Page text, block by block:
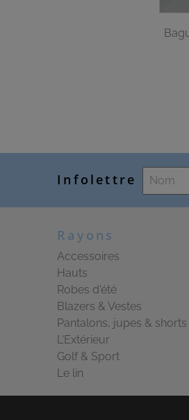
Infolettre
Rayons
Accessoires
Hauts
Robes d'été
Blazers & Vestes
Pantalons, jupes & shorts
L'Extérieur
Golf & Sport
Le lin